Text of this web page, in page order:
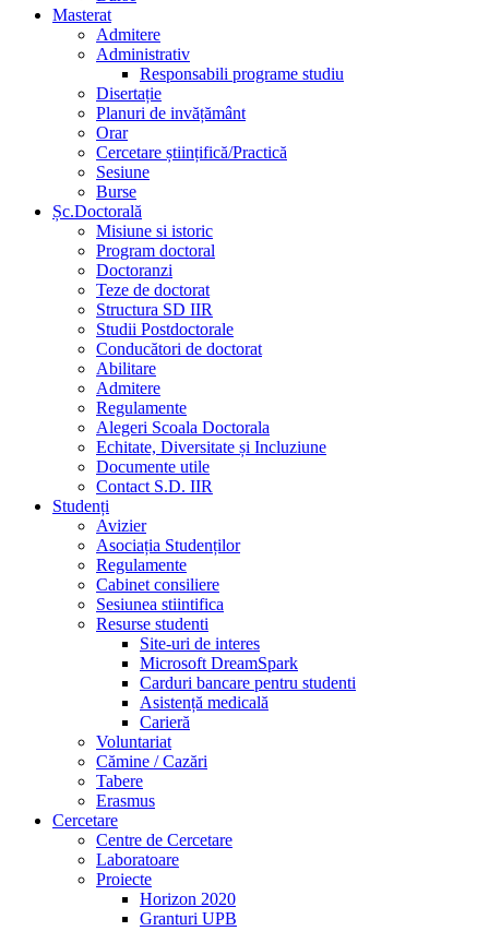
Masterat
Admitere
Administrativ
Responsabili programe studiu
Disertație
Planuri de invățământ
Orar
Cercetare științifică/Practică
Sesiune
Burse
Șc.Doctorală
Misiune si istoric
Program doctoral
Doctoranzi
Teze de doctorat
Structura SD IIR
Studii Postdoctorale
Conducători de doctorat
Abilitare
Admitere
Regulamente
Alegeri Scoala Doctorala
Echitate, Diversitate și Incluziune
Documente utile
Contact S.D. IIR
Studenți
Avizier
Asociația Studenților
Regulamente
Cabinet consiliere
Sesiunea stiintifica
Resurse studenti
Site-uri de interes
Microsoft DreamSpark
Carduri bancare pentru studenti
Asistență medicală
Carieră
Voluntariat
Cămine / Cazări
Tabere
Erasmus
Cercetare
Centre de Cercetare
Laboratoare
Proiecte
Horizon 2020
Granturi UPB